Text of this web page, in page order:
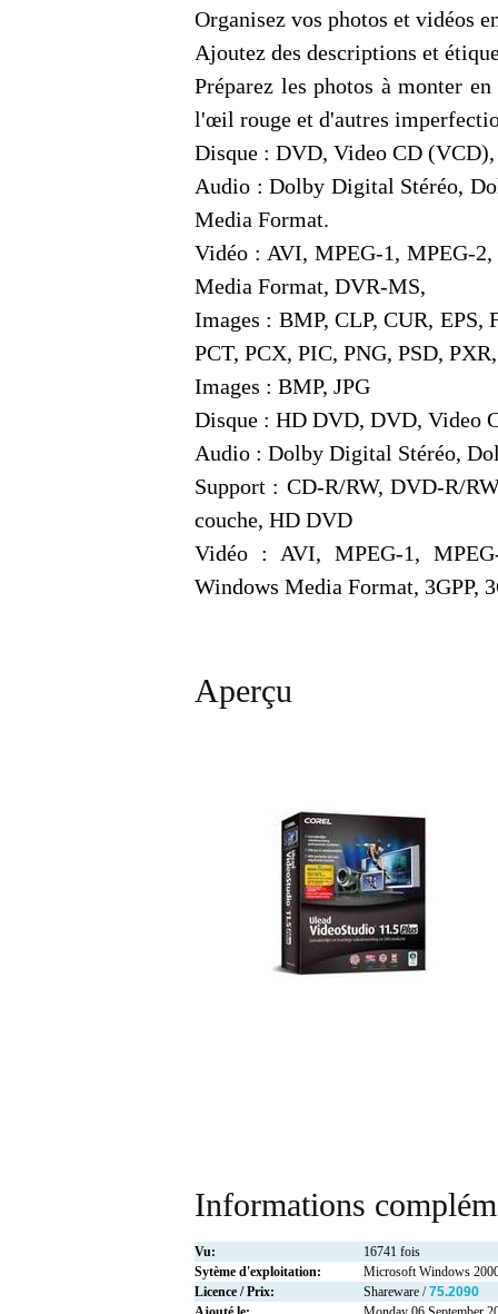
Organisez vos photos et vidéos
Ajoutez des descriptions et
Préparez les photos à monter
l'œil rouge et d'autres
Disque : DVD, Video CD
Audio : Dolby Digital Stéréo,
Media Format.
Vidéo : AVI, MPEG-1, MPEG-
Media Format, DVR-MS,
Images : BMP, CLP, CUR, EPS,
PCT, PCX, PIC, PNG, PSD,
Images : BMP, JPG
Disque : HD DVD, DVD, Video
Audio : Dolby Digital Stéréo,
Support : CD-R/RW, DVD-R/
couche, HD DVD
Vidéo : AVI, MPEG-1,
Windows Media Format, 3GPP,
Aperçu
Informations
Vu:
16741 fois
Sytème d'exploitation:
Microsoft Windows
Licence / Prix:
Shareware /75.2090